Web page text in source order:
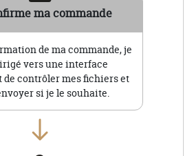
ma commande
de ma commande, je
vers une interface
de contrôler mes fichiers et
si je le souhaite.